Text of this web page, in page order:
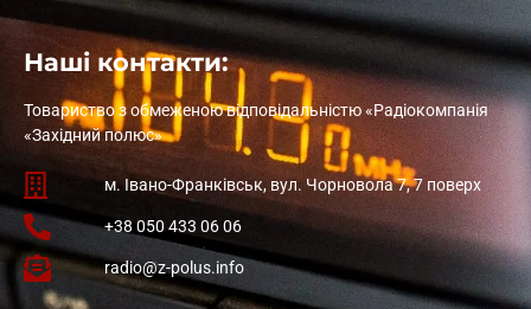
Наші контакти:
Товариство з обмеженою відповідальністю «Радіокомпанія
«Західний полюс»
м. Івано-Франківськ, вул. Чорновола 7, 7 поверх
+38 050 433 06 06
radio@z-polus.info